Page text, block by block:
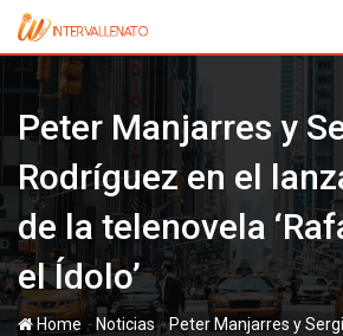
Skip
content
Peter Manjarres y
Rodríguez en el
de la telenovela
el Ídolo’
Home - Noticias-Peter Manjarres y